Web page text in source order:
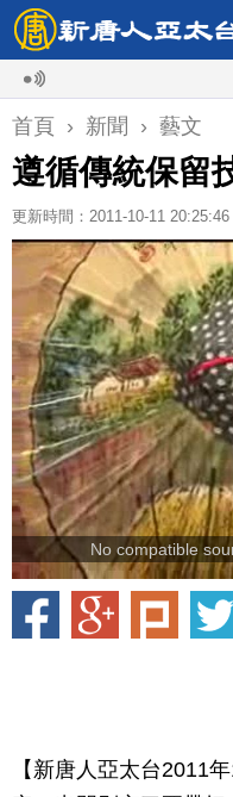
首頁 › 新聞 › 藝文
遵循傳統保留
更新時間：2011-10-11 20:25:46
No compatible
【新唐人亞太台2011